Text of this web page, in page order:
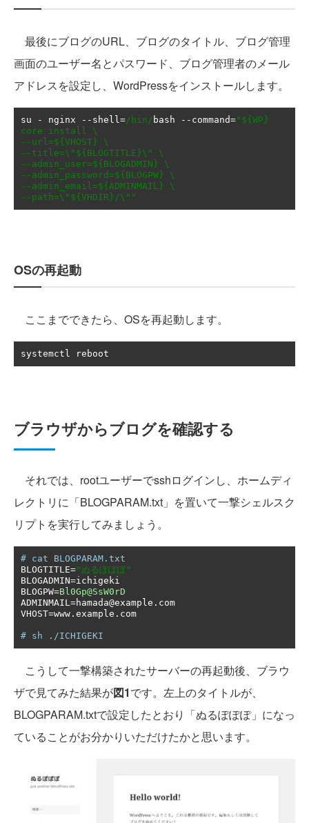
最後にブログのURL、ブログのタイトル、ブログ管理
画面のユーザー名とパスワード、ブログ管理者のメール
アドレスを設定し、WordPressをインストールします。
su - nginx -- shell=/bin/ bash -- command="${WP}
core install \
--url=${VHOST} \
--title=\"${BLOGTITLE}\" \
--admin_user=${BLOGADMIN} \
--admin_password=${BLOGPW} \
--admin_email=${ADMINMAIL} \
--path=\"${VHDIR}/\""
OSの再起動
ここまでできたら、OSを再起動します。
systemctl reboot
ブラウザからブログを確認する
それでは、rootユーザーでsshログインし、ホームディ
レクトリに「BLOGPARAM.txt」を置いて一撃シェルスク
リプトを実行してみましょう。
# cat BLOGPARAM.txt
BLOGTITLE="ぬるぽぽぽ"
BLOGADMIN=ichigeki
BLOGPW=Bl0Gp@SsW0rD
ADMINMAIL=hamada@example . com
VHOST=www . example . com
# sh ./ICHIGEKI
こうして一撃構築されたサーバーの再起動後、ブラウ
ザで見てみた結果が図1です。左上のタイトルが、
BLOGPARAM.txtで設定したとおり「ぬるぽぽぽ」になっ
ていることがお分かりいただけたかと思います。